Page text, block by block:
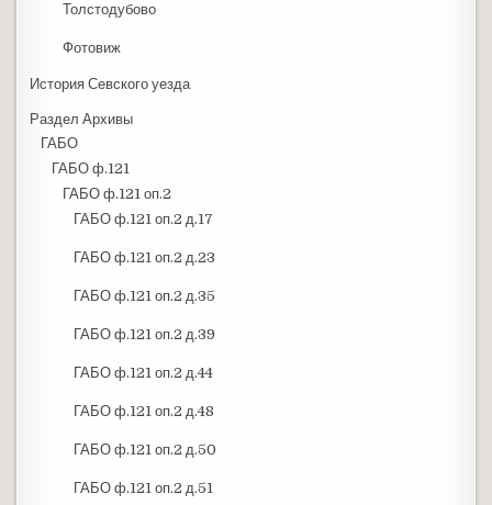
Толстодубово
Фотовиж
История Севского уезда
Раздел Архивы
ГАБО
ГАБО ф.121
ГАБО ф.121 оп.2
ГАБО ф.121 оп.2 д.17
ГАБО ф.121 оп.2 д.23
ГАБО ф.121 оп.2 д.35
ГАБО ф.121 оп.2 д.39
ГАБО ф.121 оп.2 д.44
ГАБО ф.121 оп.2 д.48
ГАБО ф.121 оп.2 д.50
ГАБО ф.121 оп.2 д.51